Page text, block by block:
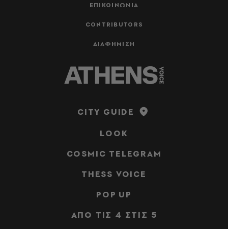
ΕΠΙΚΟΙΝΩΝΙΑ
CONTRIBUTORS
ΔΙΑΦΗΜΙΣΗ
CITY GUIDE
LOOK
COSMIC TELEGRAM
THESS VOICE
POP UP
ΑΠΟ ΤΙΣ 4 ΣΤΙΣ 5